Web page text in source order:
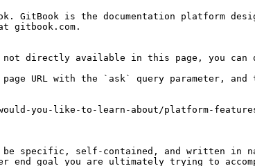
GitBook is the documentation platform
gitbook.com.
directly available in this page, you can
page URL with the `ask` query parameter,
you-like-to-learn-about/platform-
specific, self-contained, and written in
end goal you are ultimately trying to